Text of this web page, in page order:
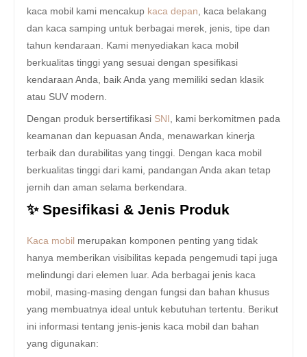
kaca mobil kami mencakup kaca depan , kaca belakang
dan kaca samping untuk berbagai merek, jenis, tipe dan
tahun kendaraan. Kami menyediakan kaca mobil
berkualitas tinggi yang sesuai dengan spesifikasi
kendaraan Anda, baik Anda yang memiliki sedan klasik
atau SUV modern.
Dengan produk bersertifikasi SNI
, kami berkomitmen pada
keamanan dan kepuasan Anda, menawarkan kinerja
terbaik dan durabilitas yang tinggi. Dengan kaca mobil
berkualitas tinggi dari kami, pandangan Anda akan tetap
jernih dan aman selama berkendara.
✨ Spesifikasi & Jenis Produk
Kaca mobil merupakan komponen penting yang tidak
hanya memberikan visibilitas kepada pengemudi tapi juga
melindungi dari elemen luar. Ada berbagai jenis kaca
mobil, masing-masing dengan fungsi dan bahan khusus
yang membuatnya ideal untuk kebutuhan tertentu. Berikut
ini informasi tentang jenis-jenis kaca mobil dan bahan
yang digunakan: